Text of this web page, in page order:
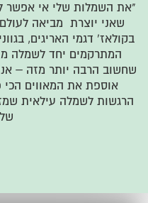
"את השמלות שלי אי אפשר
שאני יוצרת מביאה
בקולאז' דגמי האריגים,
המתרקמים יחד לשמלה
שחשוב הרבה יותר מזה –
אוספת את המאווים
הרגשות לשמלה עילאית